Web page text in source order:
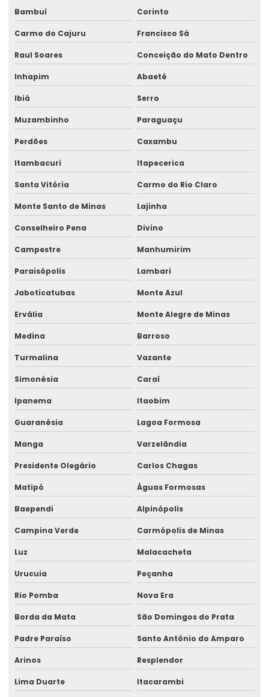
Rótulos Adesivos Para Cosméticos
Rótulos Adesivos Para Empresas De Alimentos
Rótulos Adesivos Para Eventos E Festas
Rótulos Adesivos Para Identificação De Produtos
Rótulos Adesivos Personalizados
Rótulos Adesivos Transparentes Para Produtos
Rótulos Com Acabamento Fosco
Rótulos De Balança Personalizados
Rótulos De Gondola Para Loja
Rótulos De Identificação Para Produtos
Rótulos De Segurança Para Produtos
Rótulos Em Papel Couchê
Rótulos Especiais Para Bebidas
Rótulos Metalizados Para Embalagens
Rótulos Para Controle De Estoque
Rótulos Para Embalagens De Alimentos
Rótulos Para Etiquetagem De Produtos
Rótulos Para Garrafas De Bebidas
Rótulos Para Indústria
Rótulos Para Produtos
Rótulos Para Setores Alimentícios
Rótulos Para Varejo Personalizados
Rótulos Personalizados
Rótulos Personalizados Para Negócios
Bambuí Corinto
Carmo do Cajuru Francisco Sá
Raul Soares Conceição do Mato Dentro
Inhapim Abaeté
Ibiá Serro
Muzambinho Paraguaçu
Perdões Caxambu
Itambacuri Itapecerica
Santa Vitória Carmo do Rio Claro
Monte Santo de Minas Lajinha
Conselheiro Pena Divino
Campestre Manhumirim
Paraisópolis Lambari
Jaboticatubas Monte Azul
Ervália Monte Alegre de Minas
Medina Barroso
Turmalina Vazante
Simonésia Caraí
Ipanema Itaobim
Guaranésia Lagoa Formosa
Manga Varzelândia
Presidente Olegário Carlos Chagas
Matipó Águas Formosas
Baependi Alpinópolis
Campina Verde Carmópolis de Minas
Luz Malacacheta
Urucuia Peçanha
Rio Pomba Nova Era
Borda da Mata São Domingos do Prata
Padre Paraíso Santo Antônio do Amparo
Arinos Resplendor
Lima Duarte Itacarambi